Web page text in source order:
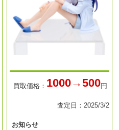
買取価格： 1000→500円
査定日：2025/3/2
お知らせ